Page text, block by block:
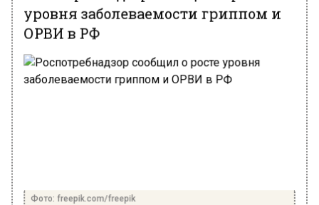
уровня заболеваемости гриппом и
ОРВИ в РФ
Фото: freepik.com/freepik